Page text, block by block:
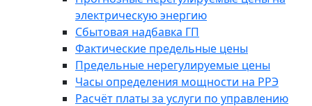
электрическую энергию
Сбытовая надбавка ГП
Фактические предельные цены
Предельные нерегулируемые цены
Часы определения мощности на РРЭ
Расчёт платы за услуги по управлению